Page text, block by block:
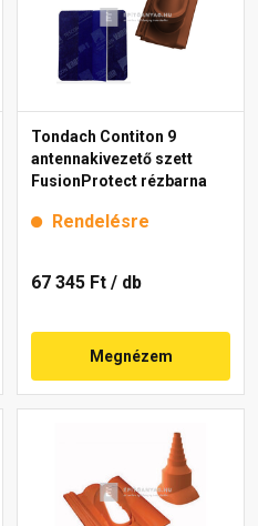
Tondach Contiton 9
antennakivezető szett
FusionProtect rézbarna
Rendelésre
67 345 Ft / db
Megnézem